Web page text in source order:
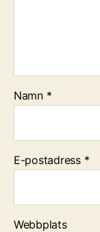
Namn *
E-postadress *
Webbplats